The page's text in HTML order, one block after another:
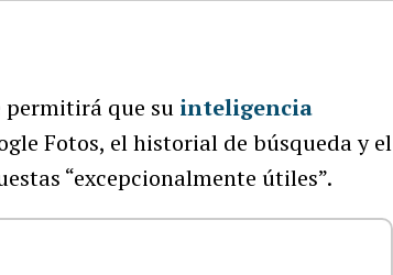
permitirá que su inteligencia
Fotos, el historial de búsqueda y el
“excepcionalmente útiles”.